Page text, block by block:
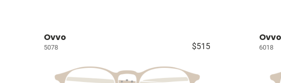
Ovvo
5078 $515
Ovvo
6018